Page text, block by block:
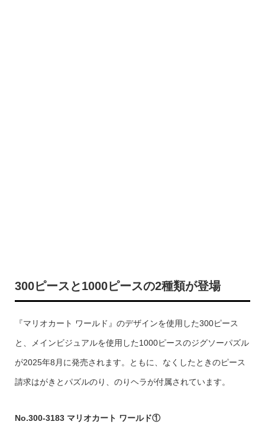
300ピースと1000ピースの2種類が登場
『マリオカート ワールド』のデザインを使用した300ピース
と、メインビジュアルを使用した1000ピースのジグソーパズル
が2025年8月に発売されます。ともに、なくしたときのピース
請求はがきとパズルのり、のりヘラが付属されています。
No.300-3183 マリオカート ワールド①